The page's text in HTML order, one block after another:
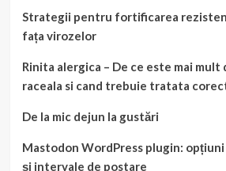
Strategii pentru fortificarea
fața virozelor
Rinita alergica – De ce este mai mult
raceala si cand trebuie tratata
De la mic dejun la gustări
Mastodon WordPress plugin:
și intervale de postare